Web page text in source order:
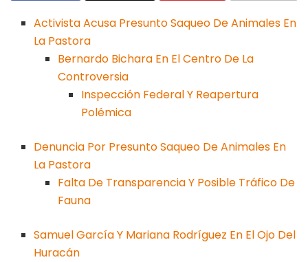
Activista Acusa Presunto Saqueo De Animales En
La Pastora
Bernardo Bichara En El Centro De La
Controversia
Inspección Federal Y Reapertura
Polémica
Denuncia Por Presunto Saqueo De Animales En
La Pastora
Falta De Transparencia Y Posible Tráfico De
Fauna
Samuel García Y Mariana Rodríguez En El Ojo Del
Huracán